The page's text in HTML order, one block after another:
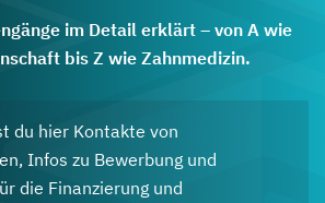
im Detail erklärt – von A wie
bis Z wie Zahnmedizin.
du hier Kontakte von
Infos zu Bewerbung und
die Finanzierung und